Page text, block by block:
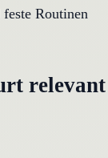
feste Routinen
relevant